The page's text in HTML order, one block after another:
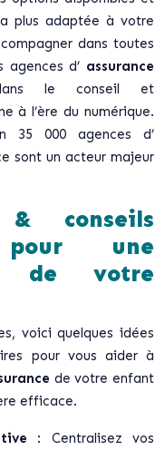
plus adaptée à votre
dans toutes
agences d’ assurance
le conseil et
à l’ère du numérique.
35 000 agences d’
sont un acteur majeur
conseils
pour une
de votre
voici quelques idées
pour vous aider à
de votre enfant
efficace.
: Centralisez vos